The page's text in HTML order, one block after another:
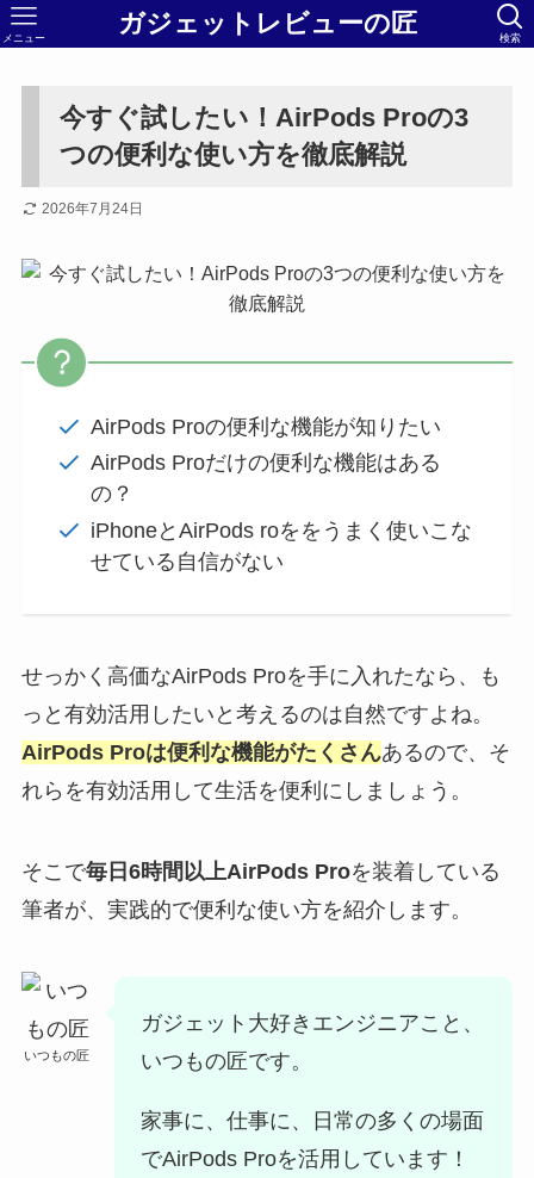
ガジェットレビューの匠 検索
メニュー
今すぐ試したい！AirPods Proの3
つの便利な使い方を徹底解説
2026年7月24日
AirPods Proの便利な機能が知りたい
AirPods Proだけの便利な機能はある
の？
iPhoneとAirPods roををうまく使いこな
せている自信がない
せっかく高価なAirPods Proを手に入れたなら、も
っと有効活用したいと考えるのは自然ですよね。
AirPods Proは便利な機能がたくさんあるので、そ
れらを有効活用して生活を便利にしましょう。
そこで毎日6時間以上AirPods Proを装着している
筆者が、実践的で便利な使い方を紹介します。
いつもの匠
ガジェット大好きエンジニアこと、
いつもの匠です。
家事に、仕事に、日常の多くの場面
でAirPods Proを活用しています！